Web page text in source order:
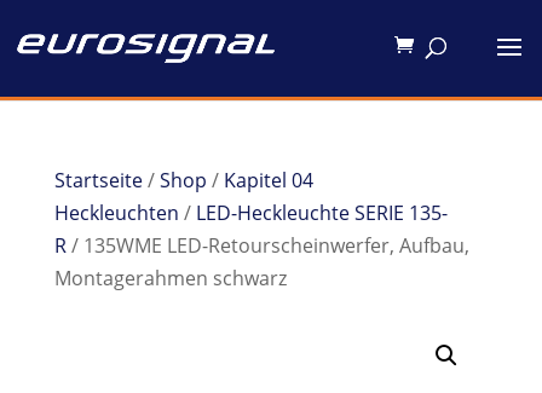
Startseite/Shop / Kapitel 04
Heckleuchten / LED-Heckleuchte SERIE 135-
R/ 135WME LED-Retourscheinwerfer, Aufbau,
Montagerahmen schwarz